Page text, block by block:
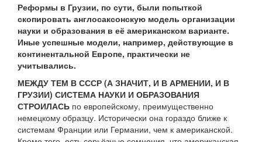
Реформы в Грузии, по сути, были попыткой
скопировать англосаксонскую модель организации
науки и образования в её американском варианте.
Иные успешные модели, например, действующие в
континентальной Европе, практически не
учитывались.
МЕЖДУ ТЕМ В СССР (А ЗНАЧИТ, И В АРМЕНИИ, И В
ГРУЗИИ) СИСТЕМА НАУКИ И ОБРАЗОВАНИЯ
СТРОИЛАСЬ по европейскому, преимущественно
немецкому образцу. Исторически она гораздо ближе к
системам Франции или Германии, чем к американской.